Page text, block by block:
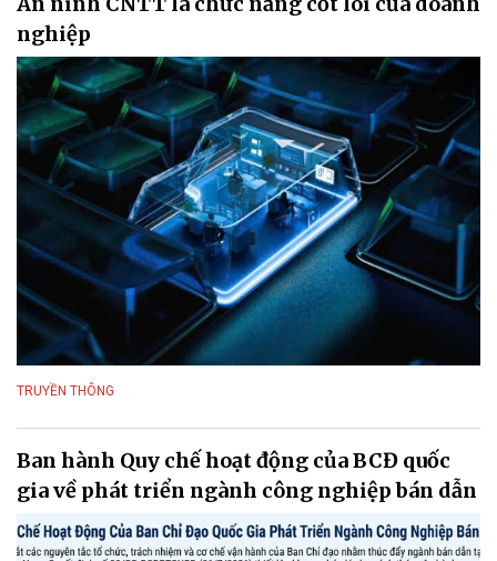
nghiệp
TRUYỀN THÔNG
Ban hành Quy chế hoạt động của BCĐ quốc
gia về phát triển ngành công nghiệp bán dẫn